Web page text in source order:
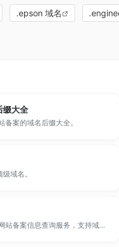
.epson 域名
缀大全
备案的域名后缀大全。
域名。
提供专业ICP备案查询与网站备案信息查询服务，支持域名备案号查询、网站是否备案检测及备案信息快速获取，适用于站长工具、域名检测与SEO分析。